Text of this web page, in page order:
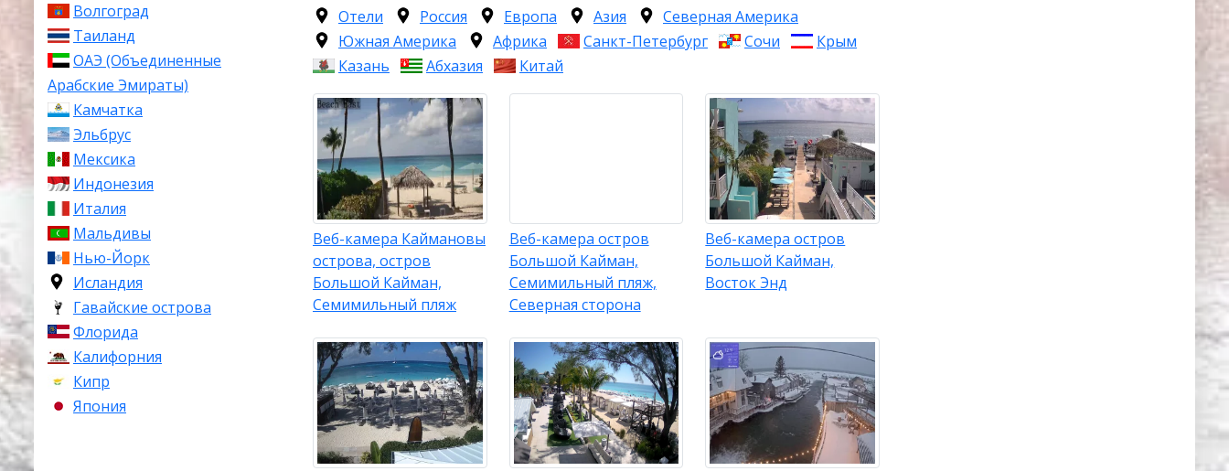
Волгоград
Таиланд
ОАЭ (Объединенные
Арабские Эмираты)
Камчатка
Эльбрус
Мексика
Индонезия
Италия
Мальдивы
Нью-Йорк
Исландия
Гавайские острова
Флорида
Калифорния
Кипр
Япония
Отели Россия Европа Азия
Северная Америка
Южная Америка
Африка Санкт-Петербург Сочи
Крым
Казань
Абхазия Китай
Веб-камера Каймановы
острова, остров
Большой Кайман,
Семимильный пляж
Веб-камера остров
Большой Кайман,
Семимильный пляж,
Северная сторона
Веб-камера остров
Большой Кайман,
Восток Энд